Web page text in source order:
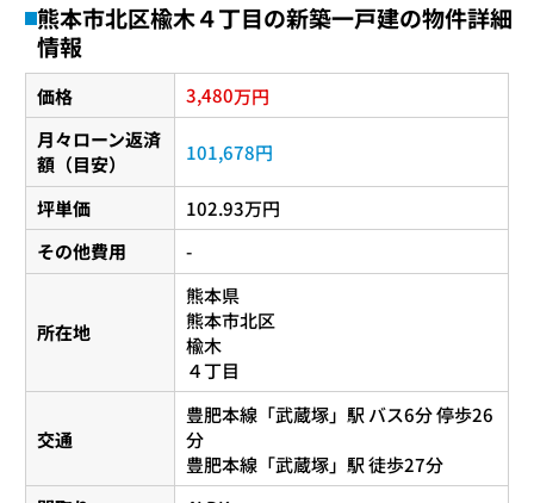
熊本市北区楡木４丁目の新築一戸建の物件詳細
情報
価格 3,480万円
月々ローン返済
額（目安）
101,678円
坪単価
102.93万円
その他費用
-
所在地
熊本県
熊本市北区
楡木
４丁目
交通
豊肥本線 「武蔵塚」駅 バス6分 停歩26
分
豊肥本線 「武蔵塚」駅 徒歩27分